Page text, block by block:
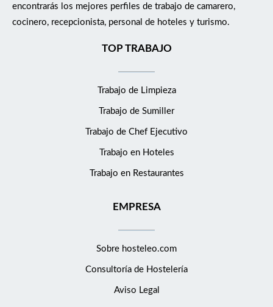
encontrarás los mejores perfiles de trabajo de camarero,
cocinero, recepcionista, personal de hoteles y turismo.
TOP TRABAJO
Trabajo de Limpieza
Trabajo de Sumiller
Trabajo de Chef Ejecutivo
Trabajo en Hoteles
Trabajo en Restaurantes
EMPRESA
Sobre hosteleo.com
Consultoría de Hostelería
Aviso Legal